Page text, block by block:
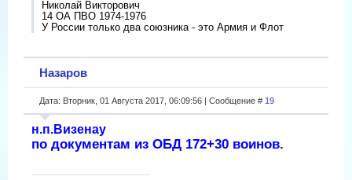
Николай Викторович
14 ОА ПВО 1974-1976
У России только два союзника - это Армия и Флот
Назаров
Дата: Вторник, 01 Августа 2017, 06:09:56 | Сообщение # 19
н.п.Визенау
по документам из ОБД 172+30 воинов.